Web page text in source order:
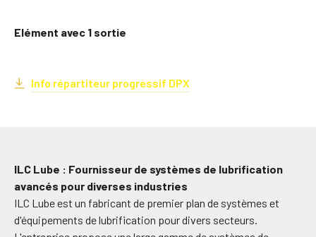
Elément avec 1 sortie
Info répartiteur progressif DPX
ILC Lube : Fournisseur de systèmes de lubrification
avancés pour diverses industries
ILC Lube est un fabricant de premier plan de systèmes et
d'équipements de lubrification pour divers secteurs.